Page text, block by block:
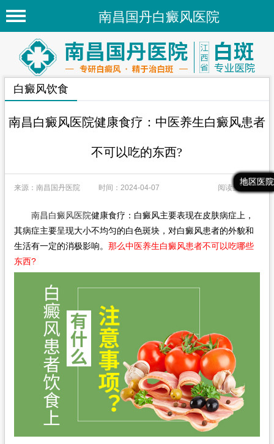
南昌国丹白癜风医院
首页
医院简介
医院新闻
专家团队
白癜风常识
白癜风人群
白癜风部位
地区医院
在线问诊
最新文章
热门文章
推荐文章
地区医院
白癜风饮食
南昌白癜风医院健康食疗：中医养生白癜风患者
不可以吃的东西?
来源：南昌国丹医院 时间：2024-04-07 阅读量：164
南昌白癜风医院健康食疗：白癜风主要表现在皮肤病症上，
其病症主要呈现大小不均匀的白色斑块，对白癜风患者的外貌和
生活有一定的消极影响。 那么中医养生白癜风患者不可以吃哪些
东西?